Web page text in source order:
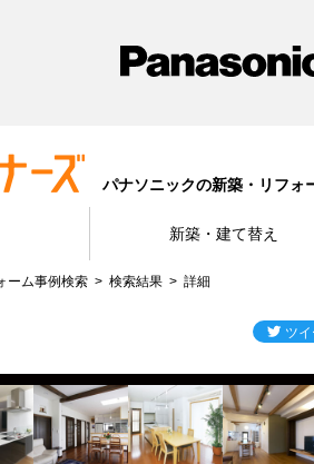
パナソニックの新築・リフォ
新築・建て替え
ーム事例検索 検索結果 詳細